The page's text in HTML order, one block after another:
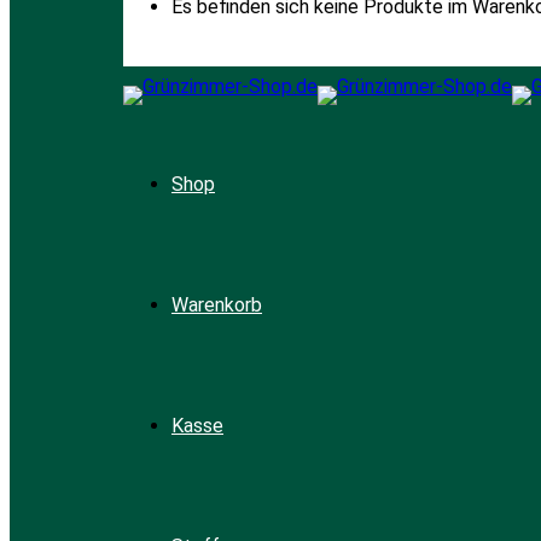
Es befinden sich keine Produkte im
Shop
Warenkorb
Kasse